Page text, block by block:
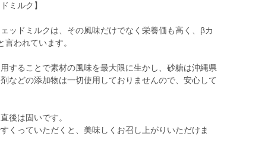
ミルク】
ッドミルクは、その風味だけでなく栄養価も高く、βカ
われています。
することで素材の風味を最大限に生かし、砂糖は沖縄県
などの添加物は一切使用しておりませんので、安心して
後は固いです。
くっていただくと、美味しくお召し上がりいただけま